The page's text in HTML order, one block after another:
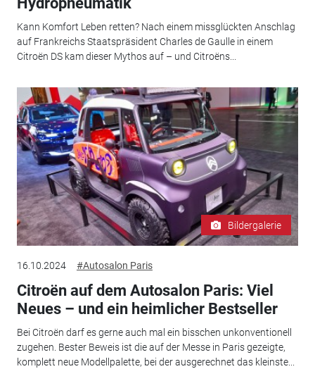
Kann Komfort Leben retten? Nach einem missglückten Anschlag
auf Frankreichs Staatspräsident Charles de Gaulle in einem
Citroën DS kam dieser Mythos auf – und Citroëns...
Bildergalerie
16.10.2024 #Autosalon Paris
Citroën auf dem Autosalon Paris: Viel
Neues – und ein heimlicher Bestseller
Bei Citroën darf es gerne auch mal ein bisschen unkonventionell
zugehen. Bester Beweis ist die auf der Messe in Paris gezeigte,
komplett neue Modellpalette, bei der ausgerechnet das kleinste...